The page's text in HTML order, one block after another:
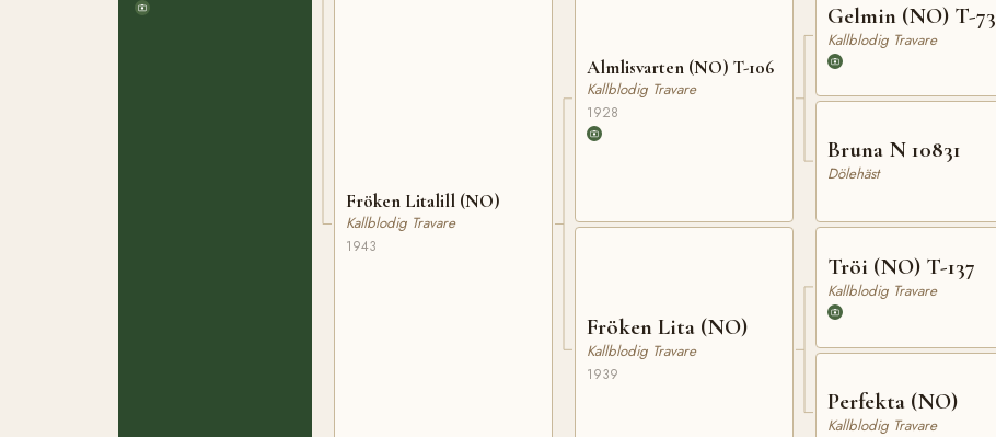
Fröken Litalill (NO)
Kallblodig Travare
1943
Almlisvarten (NO) T-106
Kallblodig Travare
1928
Fröken Lita (NO)
Kallblodig Travare
1939
Gelmin (NO) T-73
Kallblodig Travare
Bruna N 10831
Dölehäst
Tröi (NO) T-137
Kallblodig Travare
Perfekta (NO)
Kallblodig Travare